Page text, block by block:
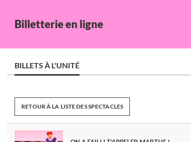
Billetterie en ligne
BILLETS À L'UNITÉ
RETOUR À LA LISTE DES SPECTACLES